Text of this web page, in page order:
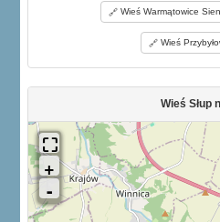
Wieś Warmątowice
Wieś
Wieś Słup